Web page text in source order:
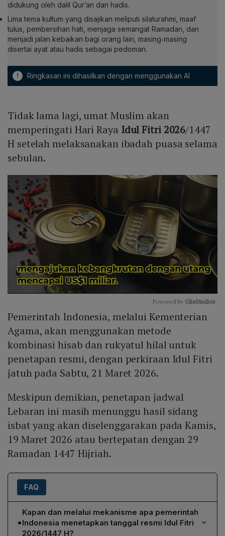
didukung oleh dalil Qur’an dan hadis.
Lima tema kultum yang disajikan meliputi silaturahmi, maaf
tulus, pembersihan hati, menjaga semangat Ramadan, dan
menjadi jalan kebaikan bagi orang lain, masing‑masing
disertai ayat atau hadis sebagai pedoman.
! Ringkasan ini dihasilkan dengan menggunakan AI
Tidak lama lagi, umat Muslim akan
memperingati Hari Raya Idul Fitri 2026/1447
H setelah melaksanakan ibadah puasa selama
sebulan.
Mute
Powered by GliaStudios
Pemerintah Indonesia, melalui Kementerian
Agama, akan menggunakan metode
kombinasi hisab dan rukyatul hilal untuk
penetapan resmi, dengan perkiraan Idul Fitri
jatuh pada Sabtu, 21 Maret 2026.
Meskipun demikian, penetapan jadwal
Lebaran ini masih menunggu hasil sidang
isbat yang akan diselenggarakan pada Kamis,
19 Maret 2026 atau bertepatan dengan 29
Ramadan 1447 Hijriah.
FAQ
•
Kapan dan melalui mekanisme apa pemerintah
Indonesia menetapkan tanggal resmi Idul Fitri
2026/1447 H?